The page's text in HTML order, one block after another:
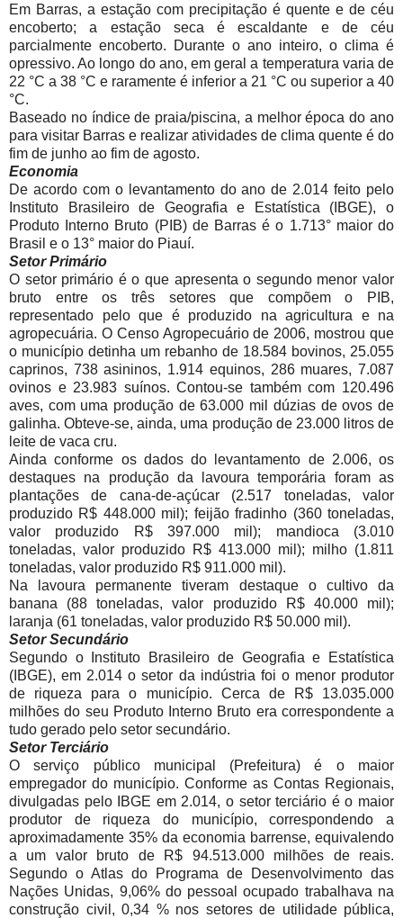
Em Barras, a estação com precipitação é quente e de céu
encoberto; a estação seca é escaldante e de céu
parcialmente encoberto. Durante o ano inteiro, o clima é
opressivo. Ao longo do ano, em geral a temperatura varia de
22 °C a 38 °C e raramente é inferior a 21 °C ou superior a 40
°C.
Baseado no índice de praia/piscina, a melhor época do ano
para visitar Barras e realizar atividades de clima quente é do
fim de junho ao fim de agosto.
Economia
De acordo com o levantamento do ano de 2.014 feito pelo
Instituto Brasileiro de Geografia e Estatística (IBGE), o
Produto Interno Bruto (PIB) de Barras é o 1.713° maior do
Brasil e o 13° maior do Piauí.
Setor Primário
O setor primário é o que apresenta o segundo menor valor
bruto entre os três setores que compõem o PIB,
representado pelo que é produzido na agricultura e na
agropecuária. O Censo Agropecuário de 2006, mostrou que
o município detinha um rebanho de 18.584 bovinos, 25.055
caprinos, 738 asininos, 1.914 equinos, 286 muares, 7.087
ovinos e 23.983 suínos. Contou-se também com 120.496
aves, com uma produção de 63.000 mil dúzias de ovos de
galinha. Obteve-se, ainda, uma produção de 23.000 litros de
leite de vaca cru.
Ainda conforme os dados do levantamento de 2.006, os
destaques na produção da lavoura temporária foram as
plantações de cana-de-açúcar (2.517 toneladas, valor
produzido R$ 448.000 mil); feijão fradinho (360 toneladas,
valor produzido R$ 397.000 mil); mandioca (3.010
toneladas, valor produzido R$ 413.000 mil); milho (1.811
toneladas, valor produzido R$ 911.000 mil).
Na lavoura permanente tiveram destaque o cultivo da
banana (88 toneladas, valor produzido R$ 40.000 mil);
laranja (61 toneladas, valor produzido R$ 50.000 mil).
Setor Secundário
Segundo o Instituto Brasileiro de Geografia e Estatística
(IBGE), em 2.014 o setor da indústria foi o menor produtor
de riqueza para o município. Cerca de R$ 13.035.000
milhões do seu Produto Interno Bruto era correspondente a
tudo gerado pelo setor secundário.
Setor Terciário
O serviço público municipal (Prefeitura) é o maior
empregador do município. Conforme as Contas Regionais,
divulgadas pelo IBGE em 2.014, o setor terciário é o maior
produtor de riqueza do município, correspondendo a
aproximadamente 35% da economia barrense, equivalendo
a um valor bruto de R$ 94.513.000 milhões de reais.
Segundo o Atlas do Programa de Desenvolvimento das
Nações Unidas, 9,06% do pessoal ocupado trabalhava na
construção civil, 0,34 % nos setores de utilidade pública,